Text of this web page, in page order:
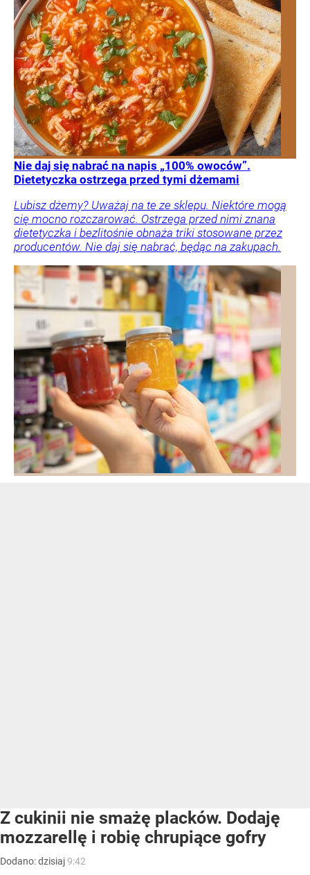
Nie daj się nabrać na napis „100% owoców”.
Dietetyczka ostrzega przed tymi dżemami
Lubisz dżemy? Uważaj na te ze sklepu. Niektóre mogą
cię mocno rozczarować. Ostrzega przed nimi znana
dietetyczka i bezlitośnie obnaża triki stosowane przez
producentów. Nie daj się nabrać, będąc na zakupach.
Z cukinii nie smażę placków. Dodaję
mozzarellę i robię chrupiące gofry
Dodano:dzisiaj9:42